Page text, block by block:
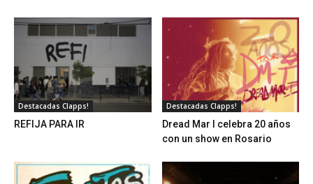
Destacadas Clapps!
REFIJA PARA IR
Destacadas Clapps!
Dread Mar I celebra 20 años
con un show en Rosario